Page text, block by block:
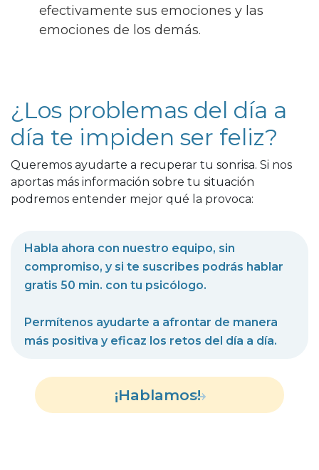
efectivamente sus emociones y las
emociones de los demás.
¿Los problemas del día a
día te impiden ser feliz?
Queremos ayudarte a recuperar tu sonrisa. Si nos
aportas más información sobre tu situación
podremos entender mejor qué la provoca:
Habla ahora con nuestro equipo, sin
compromiso, y si te suscribes podrás hablar
gratis 50 min. con tu psicólogo.
Permítenos ayudarte a afrontar de manera
más positiva y eficaz los retos del día a día.
¡Hablamos!